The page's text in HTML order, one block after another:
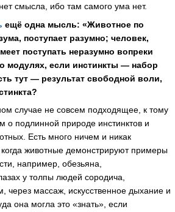
смысла, ибо там самого ума нет.
ещё одна мысль: «Животное по
поступает разумно; человек,
поступать неразумно вопреки
модулях, если инстинкты — набор
тут — результат свободной воли,
случае не совсем подходящее, к тому
о подлинной природе инстинктов и
Есть много ничем и никак
животные демонстрируют примеры
например, обезьяна,
у толпы людей сородича,
через массаж, искусственное дыхание и
она могла это «знать», если